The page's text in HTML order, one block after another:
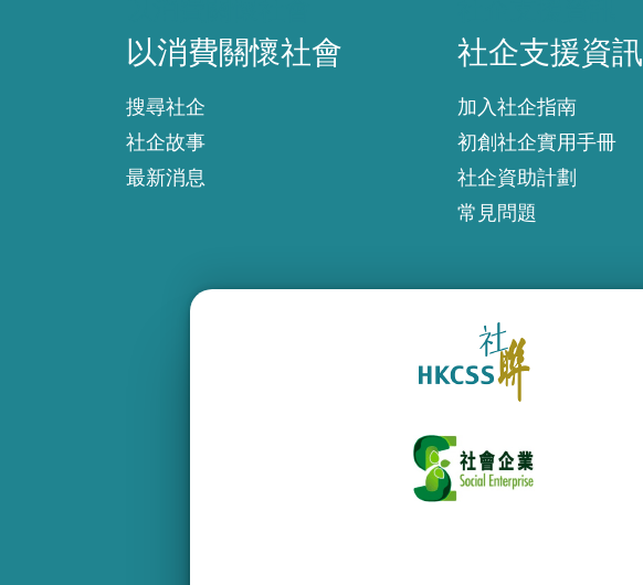
以消費關懷社會
搜尋社企
社企故事
最新消息
社企支援資訊
加入社企指南
初創社企實用手冊
社企資助計劃
常見問題